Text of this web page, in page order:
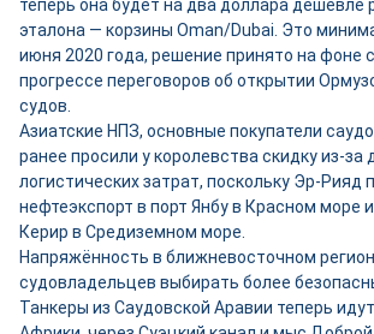
теперь она будет на два доллара дешевле
эталона — корзины Oman/Dubai. Это
июня 2020 года, решение принято на фоне
прогрессе переговоров об открытии
судов.
Азиатские НПЗ, основные покупатели
ранее просили у королевства скидку из-за
логистических затрат, поскольку Эр-Рияд
нефтеэкспорт в порт Янбу в Красном море
Керир в Средиземном море.
Напряжённость в ближневосточном
судовладельцев выбирать более
Танкеры из Саудовской Аравии теперь